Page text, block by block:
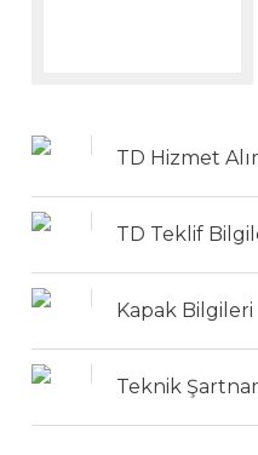
TD Hizmet
TD Teklif
Kapak Bilgileri
Teknik